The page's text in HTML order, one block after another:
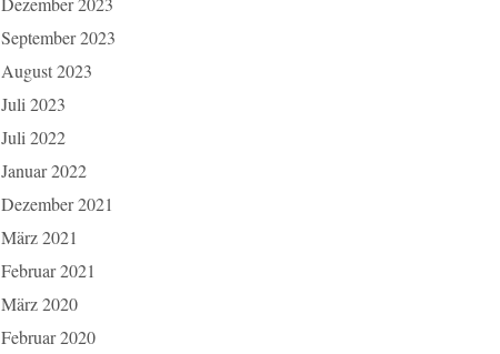
September 2023
August 2023
Juli 2023
Juli 2022
Januar 2022
Dezember 2021
März 2021
Februar 2021
März 2020
Februar 2020